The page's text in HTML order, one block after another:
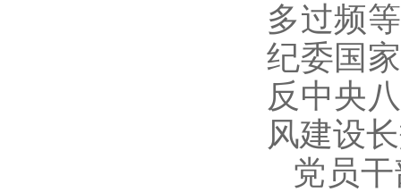
多过频
纪委国
反中央
风建设
党员